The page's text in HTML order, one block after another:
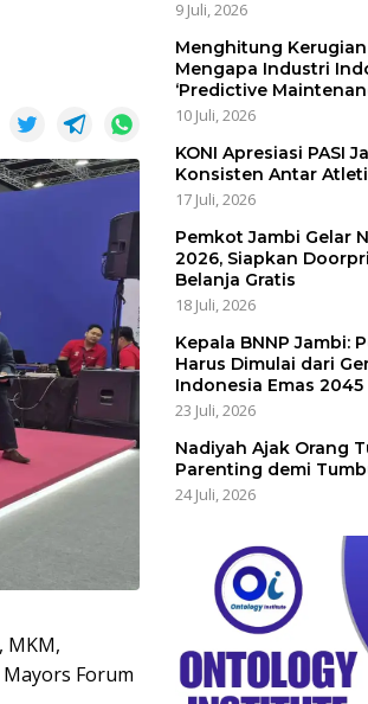
MKM,
Forum
9 Juli, 2026
Menghitung
Mengapa Industri
‘Predictive
10 Juli, 2026
KONI Apresiasi PASI
Konsisten Antar
17 Juli, 2026
Pemkot Jambi Gelar
2026, Siapkan
Belanja Gratis
18 Juli, 2026
Kepala BNNP Jambi:
Harus Dimulai dari
Indonesia Emas 2045
23 Juli, 2026
Nadiyah Ajak Orang
Parenting demi
24 Juli, 2026